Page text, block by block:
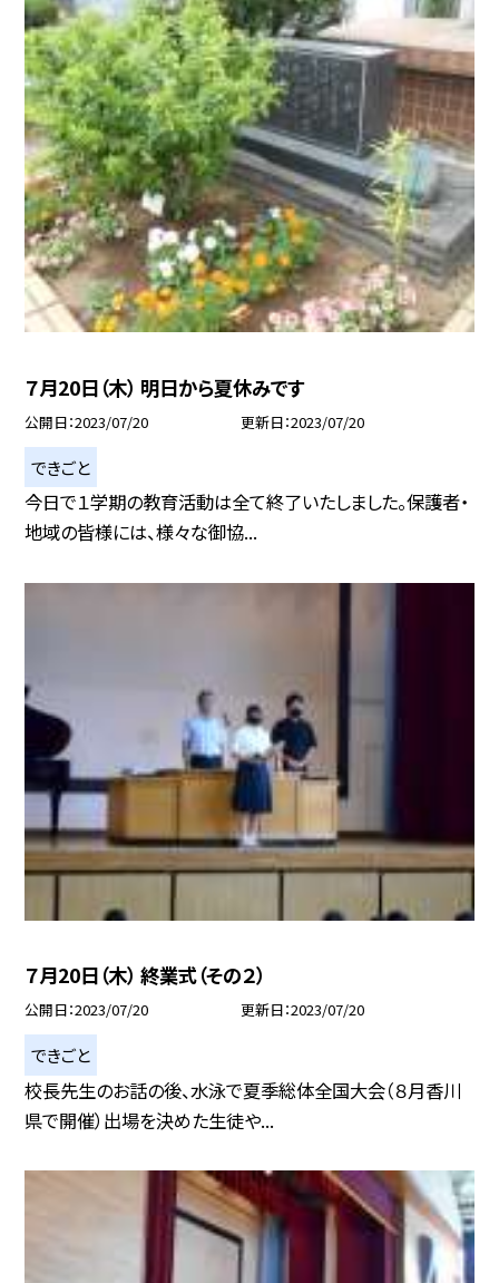
７月20日（木） 明日から夏休みです
公開日 2023/07/20 更新日 2023/07/20
できごと
今日で１学期の教育活動は全て終了いたしました。保護者・
地域の皆様には、様々な御協...
７月20日（木） 終業式（その２）
公開日 2023/07/20 更新日 2023/07/20
できごと
校長先生のお話の後、水泳で夏季総体全国大会（８月香川
県で開催）出場を決めた生徒や...